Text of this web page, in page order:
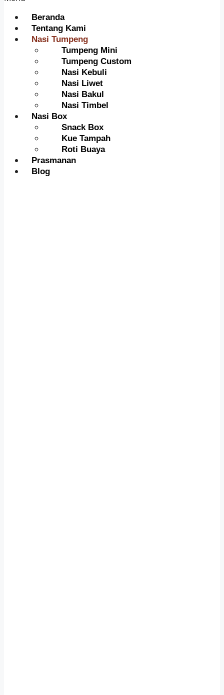
Beranda
Tentang Kami
Nasi Tumpeng
Tumpeng Mini
Tumpeng Custom
Nasi Kebuli
Nasi Liwet
Nasi Bakul
Nasi Timbel
Nasi Box
Snack Box
Kue Tampah
Roti Buaya
Prasmanan
Blog